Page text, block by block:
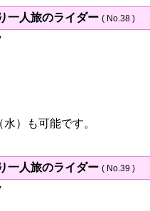
一人旅のライダー ( No.38 )
）も可能です。
一人旅のライダー ( No.39 )